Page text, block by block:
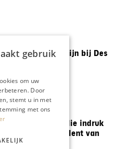
voor natuurwijn bij Des
Limburgse wijn die indruk
op de president van
gebruik
om uw
Door
stemt u in met
met ons